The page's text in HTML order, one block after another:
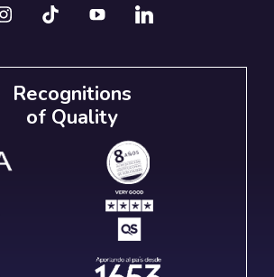
Recognitions
of Quality